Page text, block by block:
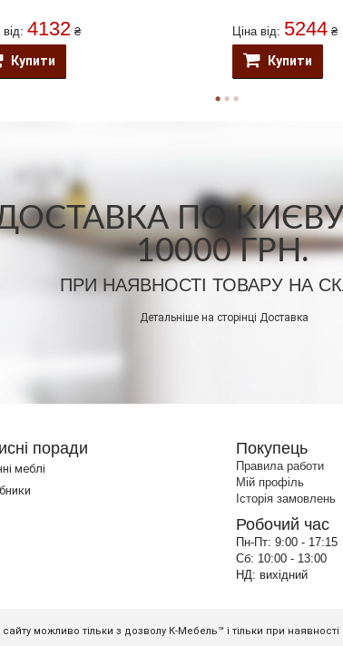
від: 4132 ₴
Купити
Ціна від: 5244 ₴
Купити
ПО
10000 ГРН.
ПРИ НАЯВНОСТІ ТОВАРУ НА
Детальніше на сторінці Доставка
поради
меблі
сайту можливо тільки з дозволу К-Мебель™ і тільки при
Покупець
Правила работи
Мій профіль
Історія замовлень
Робочий час
Пн-Пт: 9:00 - 17:15
Сб: 10:00 - 13:00
НД: вихідний